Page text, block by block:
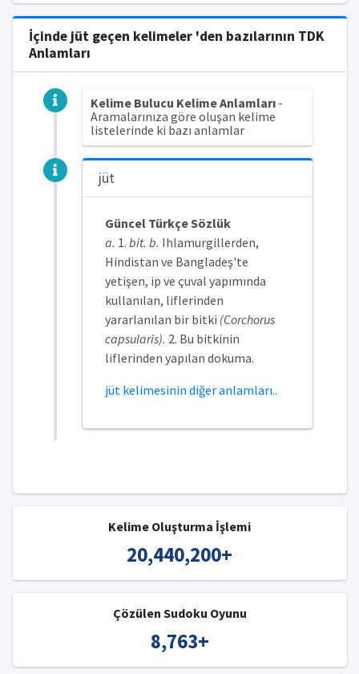
İçinde jüt geçen kelimeler 'den bazılarının TDK
Anlamları
Kelime Bulucu Kelime Anlamları -
Aramalarınıza göre oluşan kelime
listelerinde ki bazı anlamlar
jüt
Güncel Türkçe Sözlük
a. 1. bit. b. Ihlamurgillerden,
Hindistan ve Bangladeş'te
yetişen, ip ve çuval yapımında
kullanılan, liflerinden
yararlanılan bir bitki (Corchorus
capsularis). 2. Bu bitkinin
liflerinden yapılan dokuma.
jüt kelimesinin diğer anlamları..
Kelime Oluşturma İşlemi
20,440,200+
Çözülen Sudoku Oyunu
8,763+